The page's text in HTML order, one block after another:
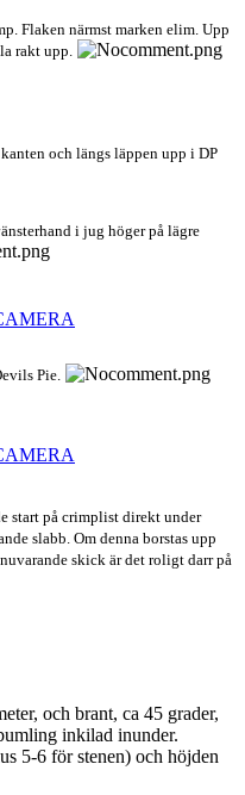
Flaken närmst marken elim. Upp
rakt upp.
och längs läppen upp i DP
i jug höger på lägre
Pie.
start på crimplist direkt under
slabb. Om denna borstas upp
skick är det roligt darr på
och brant, ca 45 grader,
inkilad inunder.
5-6 för stenen) och höjden